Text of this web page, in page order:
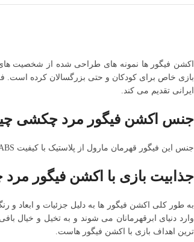
اکشن فیگور ها نمونه های طراحی شده از شخصیت
بازی خاص برای کودکان و حتی بزرگسالان کرده است.
ایرانی تقدیم می کند.
جنس اکشن فیگور مرد چکشی
جنس این فیگور قهرمان مارول از پلاستیک با کیفیت ABS بوده و دارای طراحی و رنگ بندی زیبا است که باعث جذابیت ظاهری بیشتر و شبیه سازی بیشتر به شخصیت دنیای مارول شده و طرفداران خود را دارد.
جذابیت بازی با اکشن فیگور
به طور کلی اکشن فیگور ها به دلیل جزئیات و ابعاد و
وارد دنیای ابرقهرمانان می شوند و به تخیل و خیال
ترین اهداف بازی با اکشن فیگور هاست.